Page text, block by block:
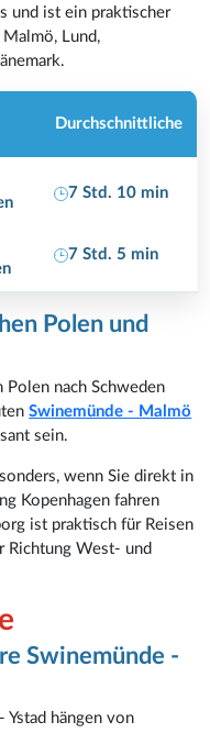
und ist ein praktischer
Lund,
Durchschnittliche
7 Std. 10 min
7 Std. 5 min
Polen und
Polen nach Schweden
Swinemünde - Malmö
sein.
wenn Sie direkt in
Kopenhagen fahren
ist praktisch für Reisen
Richtung West- und
Swinemünde -
Ystad hängen von